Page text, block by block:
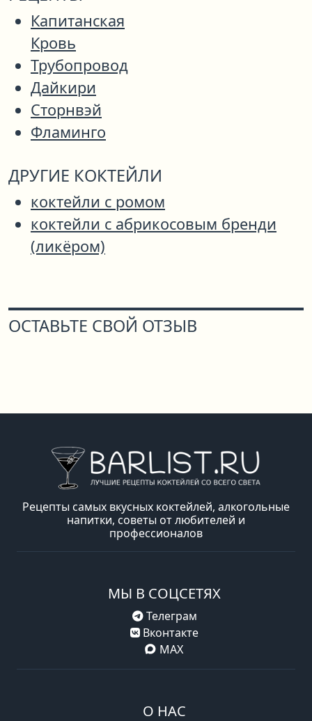
Капитанская
Кровь
Трубопровод
Дайкири
Сторнвэй
Фламинго
ДРУГИЕ КОКТЕЙЛИ
коктейли с ромом
коктейли с абрикосовым бренди
(ликёром)
ОСТАВЬТЕ СВОЙ ОТЗЫВ
Рецепты самых вкусных коктейлей, алкогольные
напитки, советы от любителей и
профессионалов
МЫ В СОЦСЕТЯХ
Телеграм
Вконтакте
MAX
О НАС